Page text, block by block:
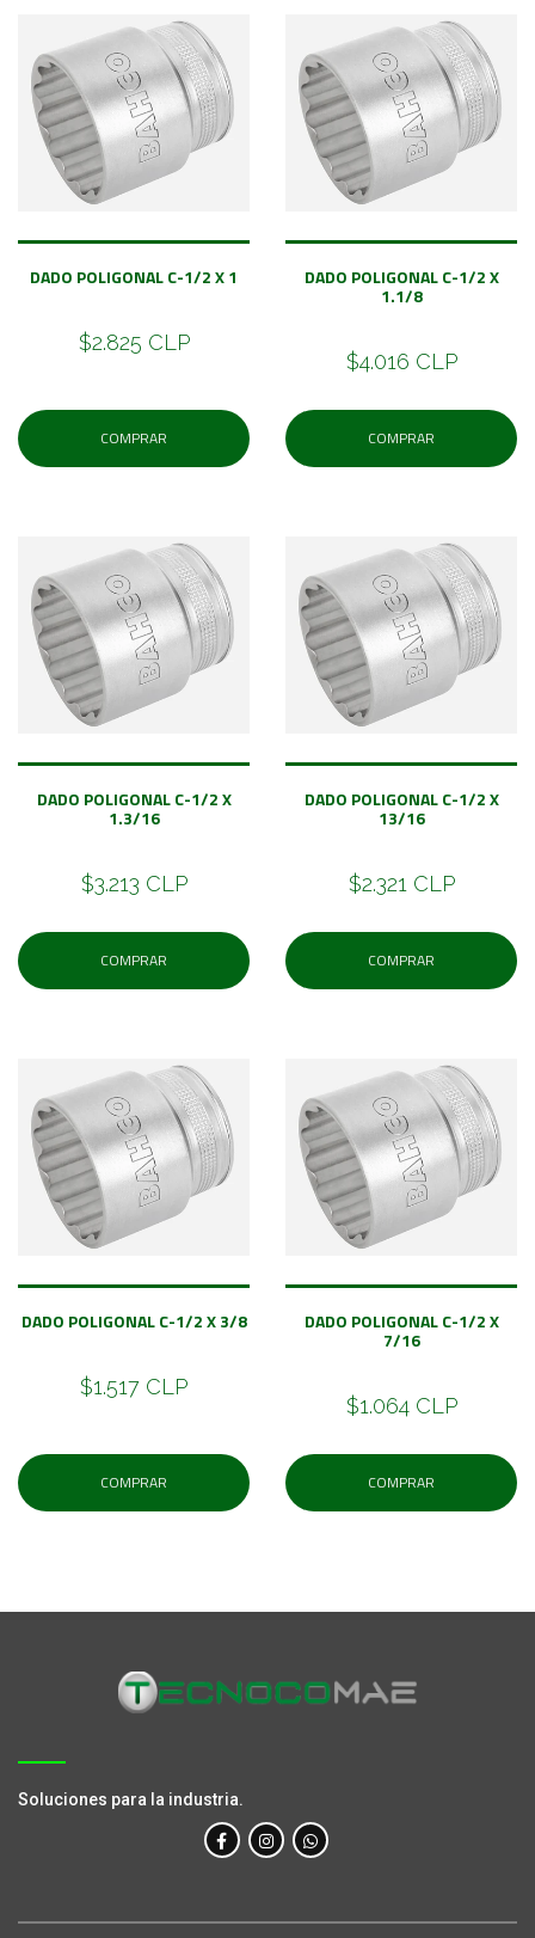
DADO POLIGONAL C-1/2 X 1
$2.825 CLP
COMPRAR
DADO POLIGONAL C-1/2 X
1.1/8
$4.016 CLP
COMPRAR
DADO POLIGONAL C-1/2 X
1.3/16
$3.213 CLP
COMPRAR
DADO POLIGONAL C-1/2 X
13/16
$2.321 CLP
COMPRAR
DADO POLIGONAL C-1/2 X 3/8
$1.517 CLP
COMPRAR
DADO POLIGONAL C-1/2 X
7/16
$1.064 CLP
COMPRAR
Soluciones para la industria.